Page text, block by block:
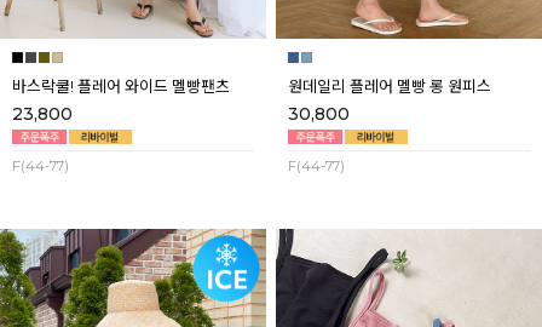
바스락쿨! 플레어 와이드 멜빵팬츠
23,800
F(44-77)
원데일리 플레어 멜빵 롱 원피스
30,800
F(44-77)